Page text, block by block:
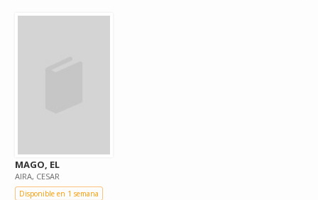
MAGO, EL
AIRA, CESAR
Disponible en 1 semana